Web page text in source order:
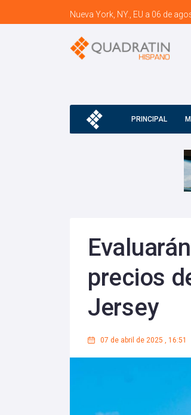
Nueva York, NY., EU a 06 de
PRINCIPAL
precios
Jersey
07 de abril de 2025 , 16:51